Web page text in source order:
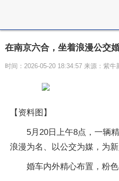
在南京六合，坐着浪漫公交
时间：2026-05-20 18:34:57 来源：紫牛
【资料图】
5月20日上午8点，一辆
浪漫为名、以公交为媒，为
婚车内外精心布置，粉